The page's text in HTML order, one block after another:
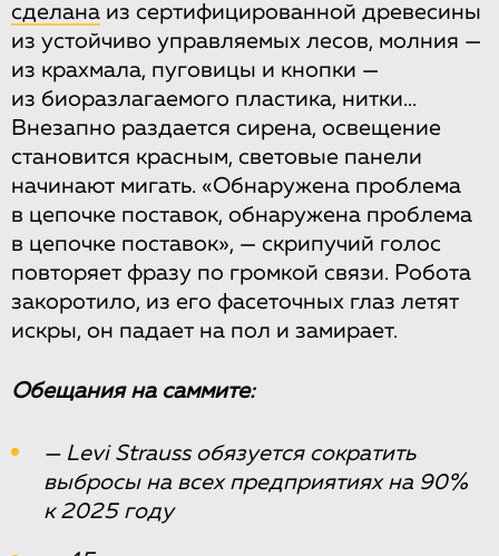
сделана из сертифицированной древесины
из устойчиво управляемых лесов, молния —
из крахмала, пуговицы и кнопки —
из биоразлагаемого пластика, нитки...
Внезапно раздается сирена, освещение
становится красным, световые панели
начинают мигать. «Обнаружена проблема
в цепочке поставок, обнаружена проблема
в цепочке поставок», — скрипучий голос
повторяет фразу по громкой связи. Робота
закоротило, из его фасеточных глаз летят
искры, он падает на пол и замирает.
Обещания на саммите:
— Levi Strauss обязуется сократить
выбросы на всех предприятиях на 90%
к 2025 году